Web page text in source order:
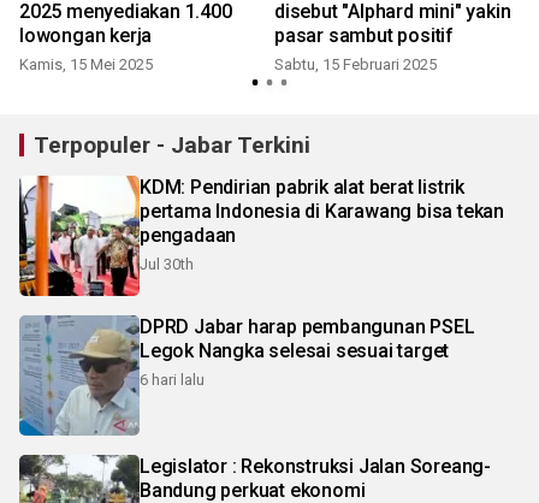
2025 menyediakan 1.400
lowongan kerja
Kamis, 15 Mei 2025
disebut "Alphard mini" yakin
pasar sambut positif
Sabtu, 15 Februari 2025
Terpopuler - Jabar Terkini
KDM: Pendirian pabrik alat berat listrik
pertama Indonesia di Karawang bisa tekan
pengadaan
Jul 30th
DPRD Jabar harap pembangunan PSEL
Legok Nangka selesai sesuai target
6 hari lalu
Legislator : Rekonstruksi Jalan Soreang-
Bandung perkuat ekonomi